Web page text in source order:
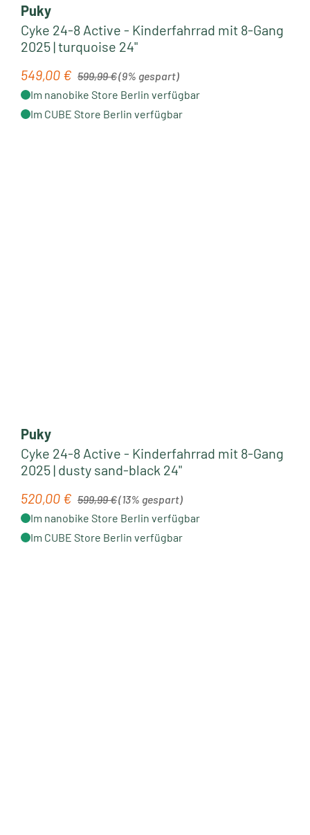
Puky
Cyke 24-8 Active - Kinderfahrrad mit 8-Gang
2025 | turquoise 24"
Verkaufspreis:
549,00 € Regulärer Preis:
599,99 €(9% gespart)
Im nanobike Store Berlin verfügbar
Im CUBE Store Berlin verfügbar
Puky
Cyke 24-8 Active - Kinderfahrrad mit 8-Gang
2025 | dusty sand-black 24"
Verkaufspreis:
520,00 € 599,99 €(13% gespart)
Im nanobike Store Berlin verfügbar
Im CUBE Store Berlin verfügbar